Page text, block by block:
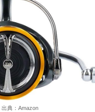
出典：Amazon